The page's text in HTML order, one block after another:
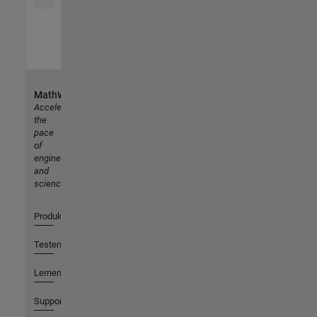
MathWorks
Accelerating
the
pace
of
engineering
and
science
Produkte
Testen oder Kaufen
Lernen
Support